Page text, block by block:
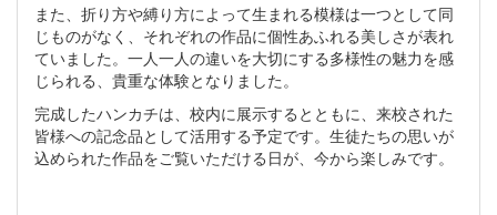
また、折り方や縛り方によって生まれる模様は一つとして同
じものがなく、それぞれの作品に個性あふれる美しさが表れ
ていました。一人一人の違いを大切にする多様性の魅力を感
じられる、貴重な体験となりました。
完成したハンカチは、校内に展示するとともに、来校された
皆様への記念品として活用する予定です。生徒たちの思いが
込められた作品をご覧いただける日が、今から楽しみです。